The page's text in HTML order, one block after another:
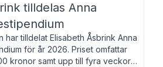
tilldelas Anna
har tilldelat Elisabeth Åsbrink Anna
för år 2026. Priset omfattar
kronor samt upp till fyra veckors